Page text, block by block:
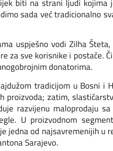
sada već tradicionalno
uspješno vodi Zilha
za sve korisnike i postače.
donatorima.
tradicijom u Bosni
zatim,
razvijenu maloprodaju
U proizvodnom
jedna od najsavremenijih u
Sarajevo.